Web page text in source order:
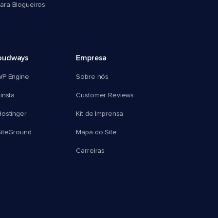
Blogueiros
Engine
Empresa
Sobre nós
Customer Reviews
Kit de Imprensa
Mapa do Site
Carreiras